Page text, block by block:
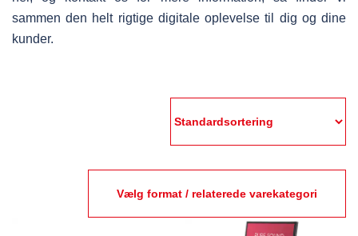
sammen den helt rigtige digitale oplevelse til dig og dine
kunder.
Vælg format / relaterede varekategori